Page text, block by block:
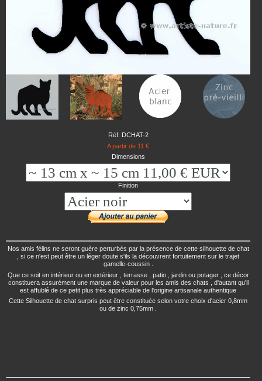
Réf: DCHAT-2
A partir de 11 €
Dimensions
Finition
Nos amis félins ne seront guère perturbés par la présence de cette silhouette de chat
, si ce n'est peut être un léger doute s'ils la découvrent fortuitement sur le trajet
gamelle-coussin .
Que ce soit en intérieur ou en extérieur , terrasse , patio , jardin ou potager , ce décor
constituera assurément une marque de valeur pour les amis des chats , d'autant qu'il
est affublé de ce petit plus très appréciable de l'origine artisanale authentique
Cette Silhouette de chat surpris peut être constituée selon votre choix d'acier 0,8mm
ou de zinc 0,75mm .